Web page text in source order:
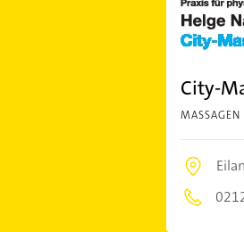
City-
MASSAGEN